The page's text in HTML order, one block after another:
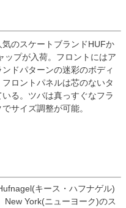
のスケートブランドHUFか
ップが入荷。フロントにはア
ドパターンの迷彩のボディ
ロントパネルは芯のないタ
る。ツバは真っすぐなフラ
サイズ調整が可能。
キース・ハフナゲル)
New York(ニューヨーク)のス